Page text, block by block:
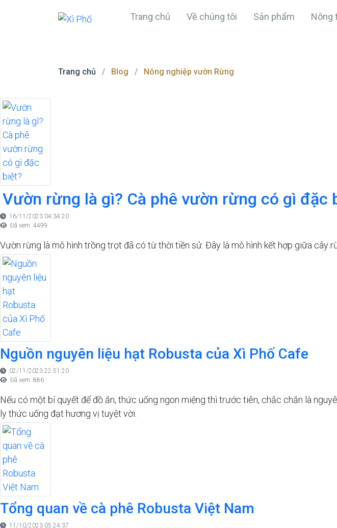
Trang chủ Về chúng tôi Sản phẩm Nông
Trang chủ Blog Nông nghiệp vườn Rừng
Vườn rừng là gì? Cà phê vườn rừng có gì đặc
16/11/2023 04:34:20
Đã xem: 4499
Vườn rừng là mô hình trồng trọt đã có từ thời tiền sử. Đây là mô hình kết hợp giữa cây
Nguồn nguyên liệu hạt Robusta của Xì Phố Cafe
02/11/2023 22:51:20
Đã xem: 886
Nếu có một bí quyết để đồ ăn, thức uống ngon miệng thì trước tiên, chắc chắn là
ly thức uống đạt hương vị tuyệt vời.
Tổng quan về cà phê Robusta Việt Nam
11/10/2023 05:24:37